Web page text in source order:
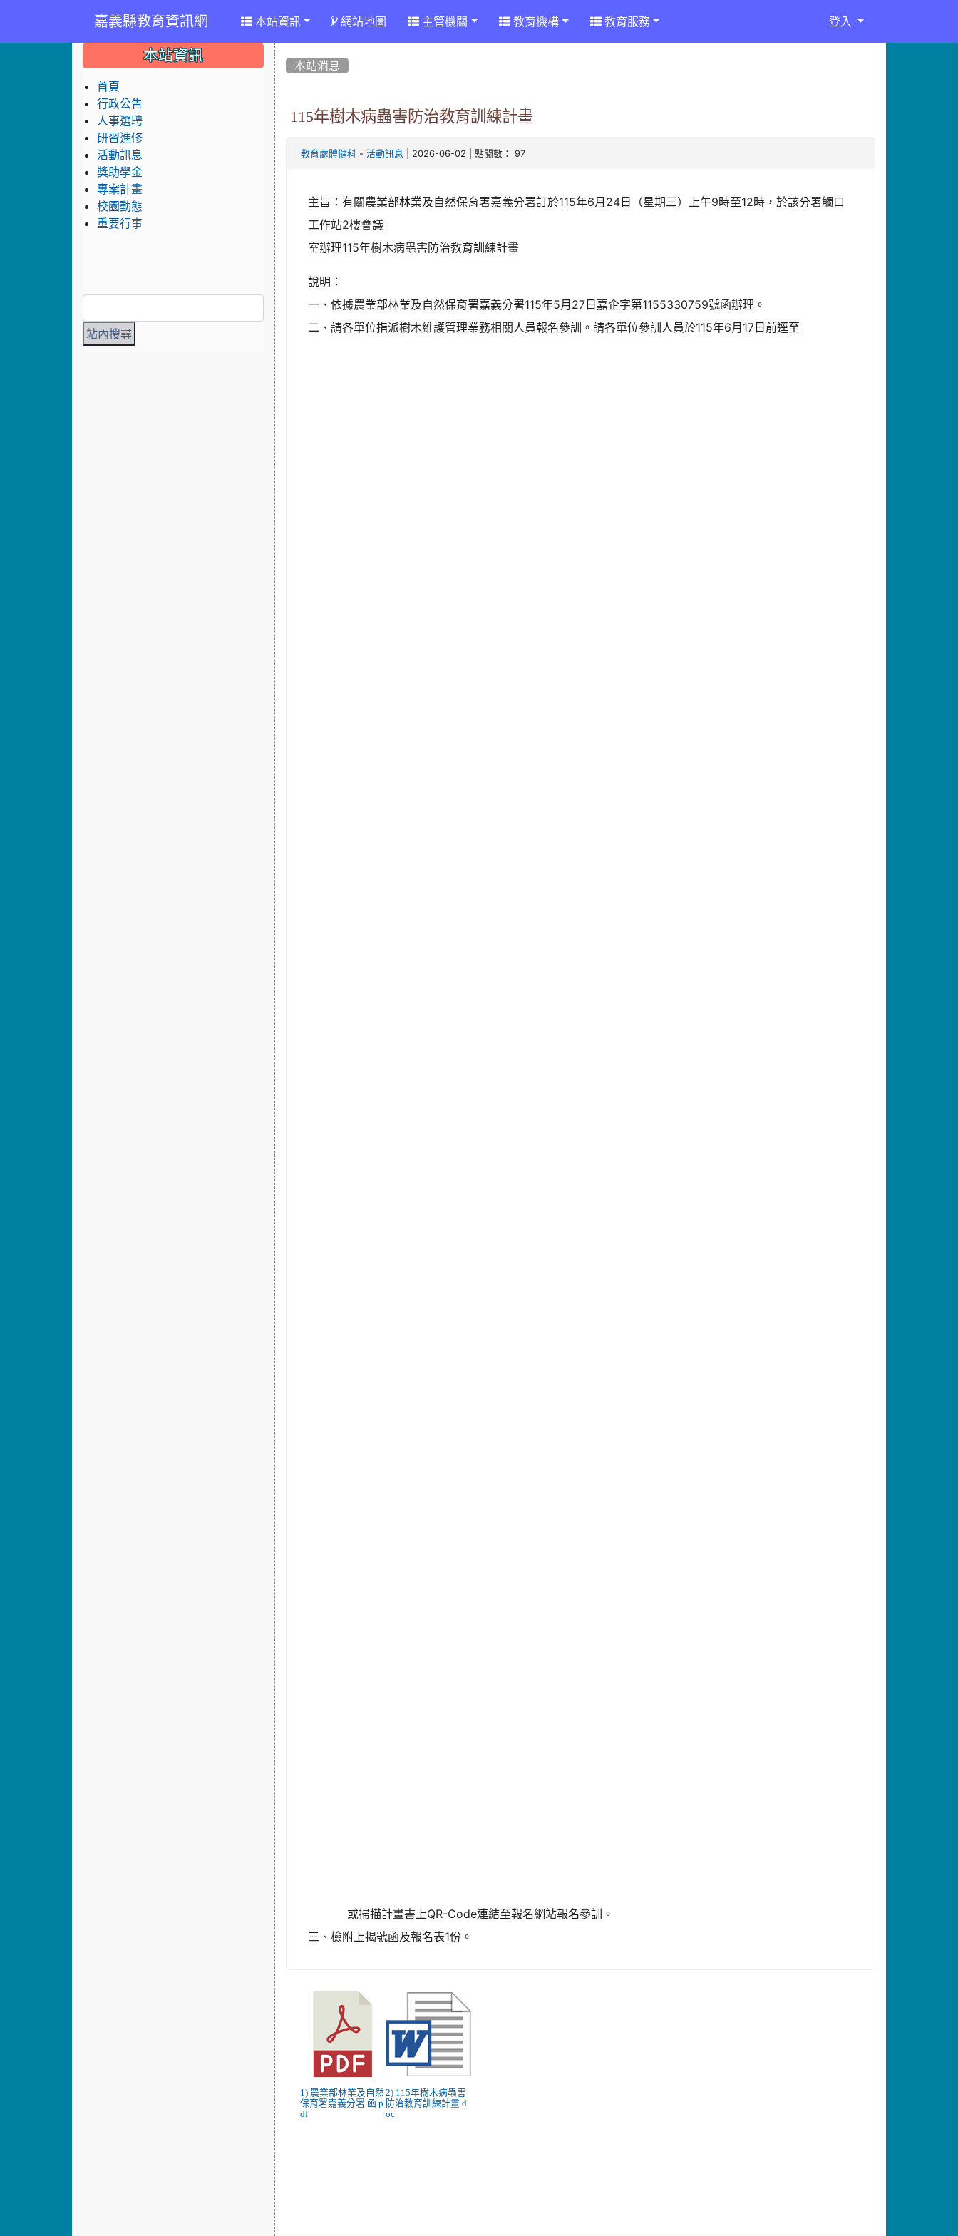
嘉義縣教育資訊網 本站資訊 網站地圖 主管機關 教育機構 教育服務 登入
本站消息
115年樹木病蟲害防治教育訓練計畫
教育處體健科 -活動訊息 | 2026-06-02 | 點閱數： 97
主旨：有關農業部林業及自然保育署嘉義分署訂於115年6月24日（星期三）上午9時至12時，於該分署觸口
工作站2樓會議
室辦理115年樹木病蟲害防治教育訓練計畫
說明：
一、依據農業部林業及自然保育署嘉義分署115年5月27日嘉企字第1155330759號函辦理。
二、請各單位指派樹木維護管理業務相關人員報名參訓。請各單位參訓人員於115年6月17日前逕至
或掃描計畫書上QR-Code連結至報名網站報名參訓。
三、檢附上揭號函及報名表1份。
1) 農業部林業及自然
保育署嘉義分署 函.p
df
2) 115年樹木病蟲害
防治教育訓練計畫.d
oc
::: 本站資訊
首頁
行政公告
人事選聘
研習進修
活動訊息
獎助學金
專案計畫
校園動態
重要行事